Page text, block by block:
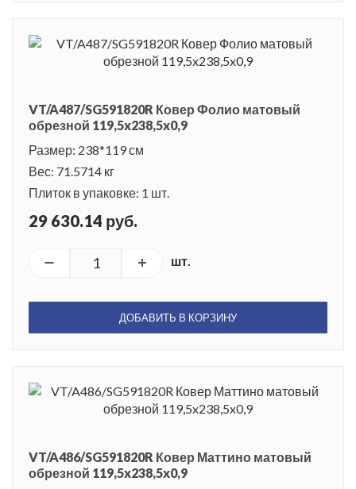
VT/A487/SG591820R Ковер Фолио матовый
обрезной 119,5x238,5x0,9
Размер: 238*119 см
Вес: 71.5714 кг
Плиток в упаковке: 1 шт.
29 630.14 руб.
шт.
ДОБАВИТЬ В КОРЗИНУ
VT/A486/SG591820R Ковер Маттино матовый
обрезной 119,5x238,5x0,9